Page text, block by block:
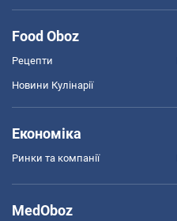
Food Oboz
Рецепти
Новини Кулінарії
Економіка
Ринки та компанії
MedOboz